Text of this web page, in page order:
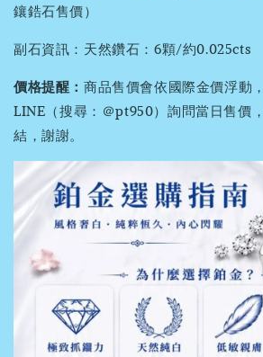
鑲鋯石售價）
副石資訊：天然鑽石：6顆/約0.025cts
價格提醒： 商品售價會依國際金價浮動
LINE（搜尋：＠pt950）詢問當日售價
結，謝謝。